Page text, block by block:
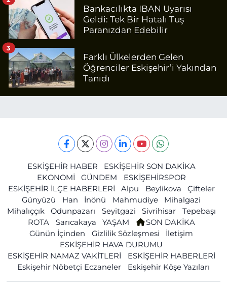
Bankacılıkta IBAN Uyarısı
Geldi: Tek Bir Hatalı Tuş
Paranızdan Edebilir
Farklı Ülkelerden Gelen
Öğrenciler Eskişehir’i Yakından
Tanıdı
3
ESKİŞEHİR HABER
ESKİŞEHİR SON DAKİKA
EKONOMİ
GÜNDEM
ESKİŞEHİRSPOR
ESKİŞEHİR İLÇE HABERLERİ
Alpu Beylikova
Çifteler
Günyüzü
Han İnönü Mahmudiye
Mihalgazi
Mihalıççık
Odunpazarı Seyitgazi Sivrihisar
Tepebaşı
ROTA
Sarıcakaya YAŞAM
SON DAKİKA
Günün İçinden
Gizlilik Sözleşmesi
İletişim
ESKİŞEHİR HAVA DURUMU
ESKİŞEHİR NAMAZ VAKİTLERİ
ESKİŞEHİR HABERLERİ
Eskişehir Nöbetçi Eczaneler
Eskişehir Köşe Yazıları